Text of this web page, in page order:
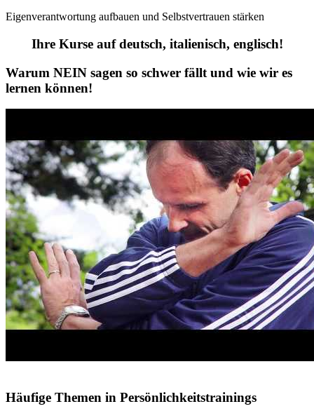
Eigenverantwortung aufbauen und Selbstvertrauen stärken
Ihre Kurse auf deutsch, italienisch, englisch!
Warum NEIN sagen so schwer fällt und wie wir es
lernen können!
Häufige Themen in Persönlichkeitstrainings